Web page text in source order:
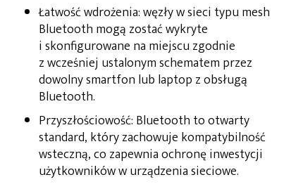
Łatwość wdrożenia: węzły w sieci typu mesh
Bluetooth mogą zostać wykryte
i skonfigurowane na miejscu zgodnie
z wcześniej ustalonym schematem przez
dowolny smartfon lub laptop z obsługą
Bluetooth.
Przyszłościowość: Bluetooth to otwarty
standard, który zachowuje kompatybilność
wsteczną, co zapewnia ochronę inwestycji
użytkowników w urządzenia sieciowe.